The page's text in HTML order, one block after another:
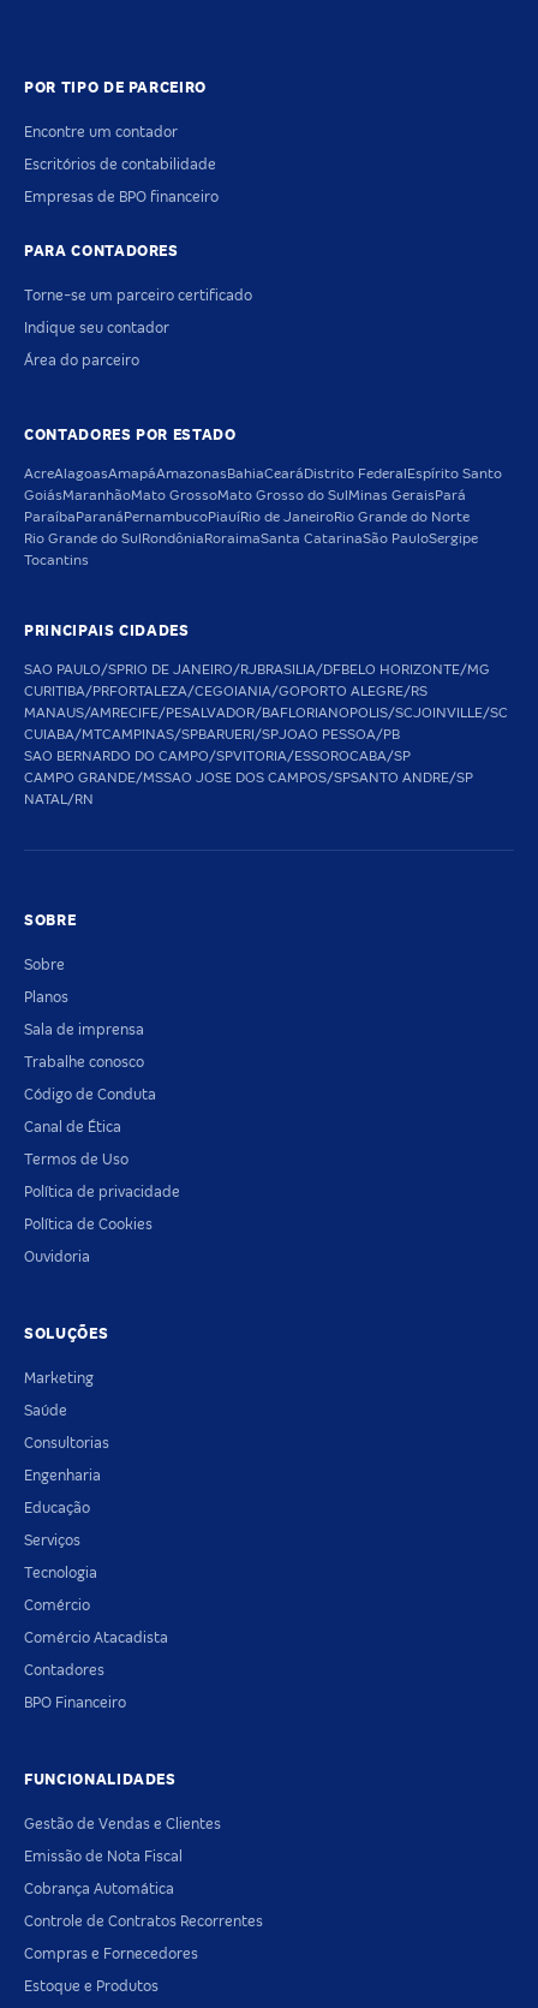
POR TIPO DE PARCEIRO
Encontre um contador
Escritórios de contabilidade
Empresas de BPO financeiro
PARA CONTADORES
Torne-se um parceiro certificado
Indique seu contador
Área do parceiro
CONTADORES POR ESTADO
AcreAlagoasAmapáAmazonas BahiaCeará Distrito Federal Espírito Santo
GoiásMaranhãoMato GrossoMato Grosso do Sul Minas Gerais Pará
Paraíba Paraná PernambucoPiauíRio de JaneiroRio Grande do Norte
Rio Grande do Sul Rondônia RoraimaSanta CatarinaSão PauloSergipe
Tocantins
PRINCIPAIS CIDADES
SAO PAULO/SPRIO DE JANEIRO/RJBRASILIA/DFBELO HORIZONTE/MG
CURITIBA/PRFORTALEZA/CEGOIANIA/GOPORTO ALEGRE/RS
MANAUS/AMRECIFE/PESALVADOR/BAFLORIANOPOLIS/SCJOINVILLE/SC
CUIABA/MTCAMPINAS/SPBARUERI/SPJOAO PESSOA/PB
SAO BERNARDO DO CAMPO/SPVITORIA/ESSOROCABA/SP
CAMPO GRANDE/MSSAO JOSE DOS CAMPOS/SPSANTO ANDRE/SP
NATAL/RN
SOBRE
Sobre
Planos
Sala de imprensa
Trabalhe conosco
Código de Conduta
Canal de Ética
Termos de Uso
Política de privacidade
Política de Cookies
Ouvidoria
SOLUÇÕES
Marketing
Saúde
Consultorias
Engenharia
Educação
Serviços
Tecnologia
Comércio
Comércio Atacadista
Contadores
BPO Financeiro
FUNCIONALIDADES
Gestão de Vendas e Clientes
Emissão de Nota Fiscal
Cobrança Automática
Controle de Contratos Recorrentes
Compras e Fornecedores
Estoque e Produtos